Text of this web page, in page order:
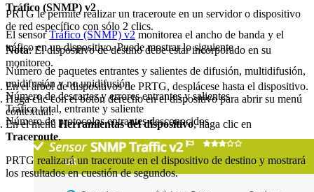
Tráfico (SNMP) v2
El sensorTráfico (SNMP) v2 monitorea el ancho de banda y el
tráfico en un dispositivo. Puede mostrar lo siguiente
Número de paquetes entrantes y salientes de difusión, multidifusión,
unidifusión y no unidifusión
Número de descartes y errores entrantes y salientes
Tráfico total, entrante y saliente
Número de protocolos entrantes desconocidos
PRTG le permite realizar un traceroute en un servidor o dispositivo
de red específico con sólo 2 clics.
Nota: El dispositivo de destino debe estar incorporado en su
monitoreo.
En el árbol de dispositivos de PRTG, desplácese hasta el dispositivo.
Haga clic con el botón derecho en el dispositivo para abrir su menú
contextual.
En el menúHerramientas del dispositivo, haga clic en
Traceroute.
PRTG realizará un traceroute en el dispositivo de destino y mostrará
los resultados en cuestión de segundos.